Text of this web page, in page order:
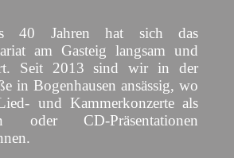
40 Jahren hat sich das
am Gasteig langsam und
Seit 2013 sind wir in der
in Bogenhausen ansässig, wo
und Kammerkonzerte als
oder CD-Präsentationen